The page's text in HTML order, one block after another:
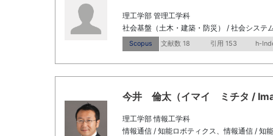
理工学部 管理工学科
社会基盤（土木・建築・防災） / 社会システ
Scopus 文献数 18 引用 153 h-
今井 倫太（イマイ ミチタ /
理工学部 情報工学科
情報通信 / 知能ロボティクス、情報通信 / 知